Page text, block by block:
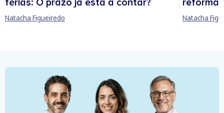
férias: O prazo já está a contar?
Natacha Figueiredo
reforma
Natacha